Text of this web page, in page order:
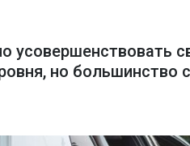
усовершенствовать
но большинство